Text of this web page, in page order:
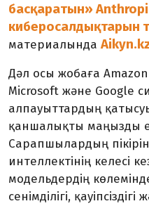
басқаратын»
киберосалдықтарын
материалында
Дәл осы жобаға
Microsoft және Google
алпауыттардың
қаншалықты маңызды
Сарапшылардың
интеллектінің келесі
модельдердің
сенімділігі,